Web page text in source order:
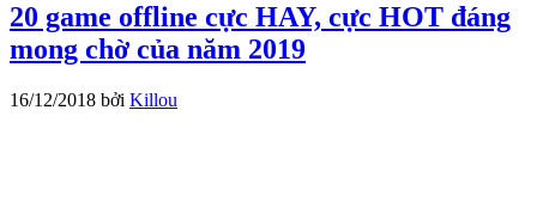
20 game offline cực HAY, cực HOT đáng
mong chờ của năm 2019
16/12/2018 bởi Killou